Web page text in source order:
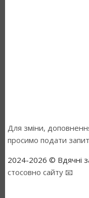
Для зміни,
просимо подати запит
2024-2026 © Вдячні
стосовно сайту 📧